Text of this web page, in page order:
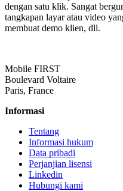
dengan satu klik. Sangat
tangkapan layar atau video
membuat demo klien, dll.
Mobile FIRST
Boulevard Voltaire
Paris, France
Informasi
Tentang
Informasi hukum
Data pribadi
Perjanjian lisensi
Linkedin
Hubungi kami